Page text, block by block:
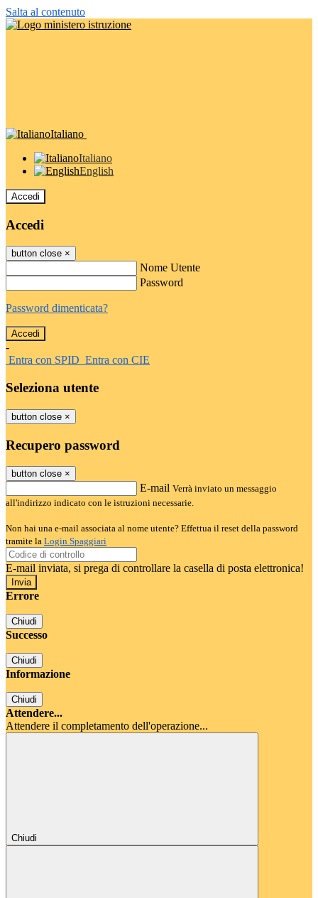
Salta al contenuto
Italiano
Italiano
English
Accedi
Accedi
button close ×
Nome Utente
Password
Password dimenticata?
-
Entra con SPID Entra con CIE
Seleziona utente
button close ×
Recupero password
button close ×
E-mail Verrà inviato un messaggio
all'indirizzo indicato con le istruzioni necessarie.
Non hai una e-mail associata al nome utente? Effettua il reset della password
tramite la Login Spaggiari
E-mail inviata, si prega di controllare la casella di posta elettronica!
Errore
Chiudi
Successo
Chiudi
Informazione
Chiudi
Attendere...
Attendere il completamento dell'operazione...
Chiudi